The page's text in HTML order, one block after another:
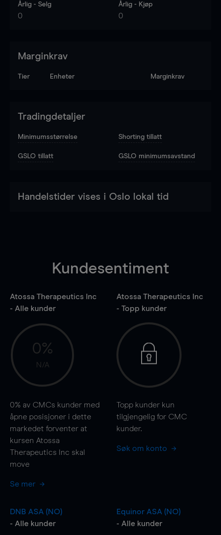
Årlig - Selg
0
Årlig - Kjøp
0
Marginkrav
Tier Enheter Marginkrav
Tradingdetaljer
Minimumsstørrelse Shorting tillatt
GSLO tillatt GSLO minimumsavstand
Handelstider vises i Oslo lokal tid
Kundesentiment
Atossa Therapeutics Inc
- Alle kunder
0%
N/A
0% av CMCs kunder med
åpne posisjoner i dette
markedet forventer at
kursen Atossa
Therapeutics Inc skal
move
Se mer
Atossa Therapeutics Inc
- Topp kunder
Topp kunder kun
tilgjengelig for CMC
kunder.
Søk om konto
DNB ASA (NO)
- Alle kunder
Equinor ASA (NO)
- Alle kunder